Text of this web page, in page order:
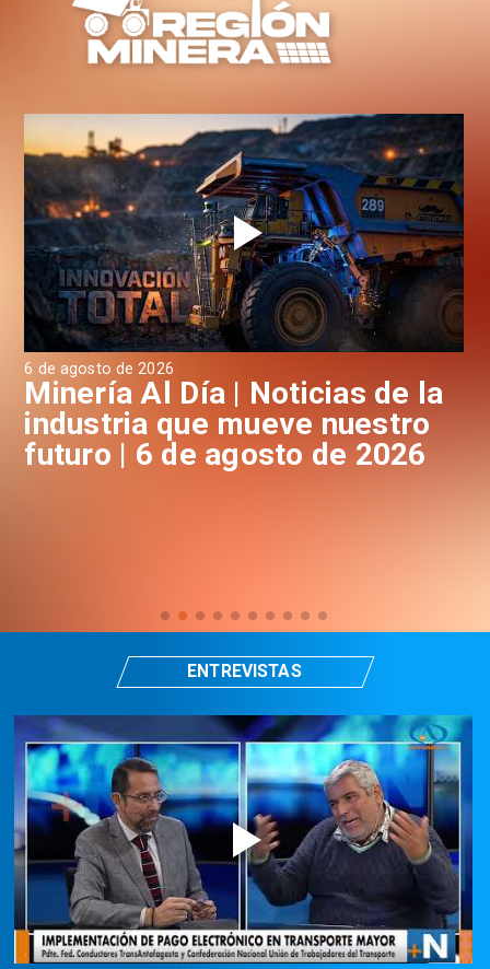
6 de agosto de 2026
Minería Al Día | Noticias de la
industria que mueve nuestro
futuro | 6 de agosto de 2026
ENTREVISTAS